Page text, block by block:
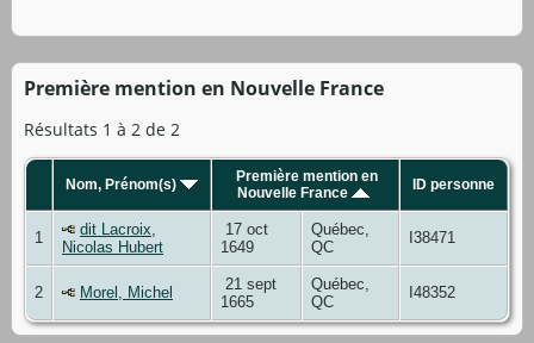
Première mention en Nouvelle France
Résultats 1 à 2 de 2
Nom, Prénom(s)
Première mention en
Nouvelle France
ID personne
1
dit Lacroix,
Nicolas Hubert
17 oct
1649
Québec,
QC
I38471
2 Morel, Michel
21 sept
1665
Québec,
QC
I48352